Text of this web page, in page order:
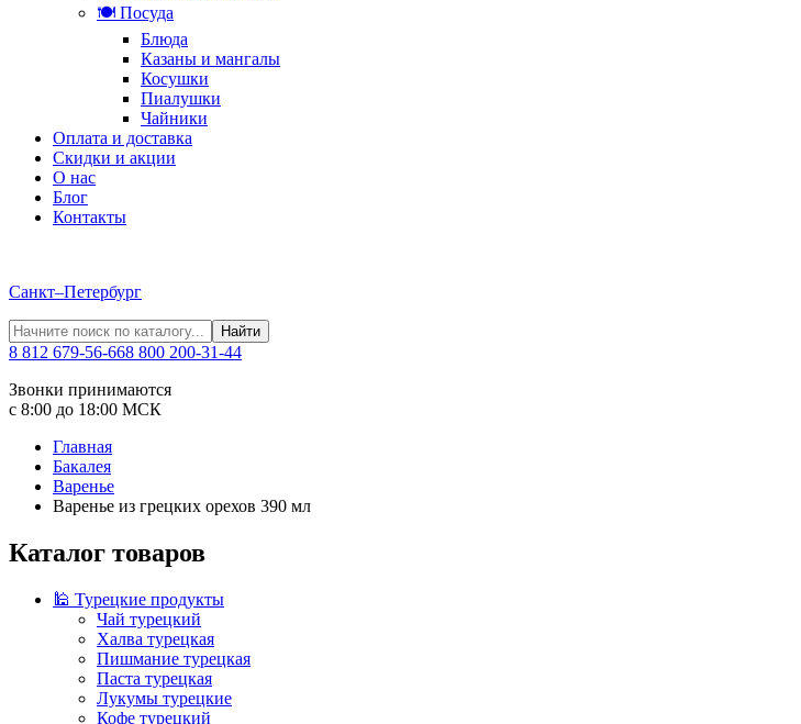
🍽️ Посуда
Блюда
Казаны и мангалы
Косушки
Пиалушки
Чайники
Оплата и доставка
Скидки и акции
О нас
Блог
Контакты
Санкт–Петербург
Найти
8 812 679-56-668 800 200-31-44
Звонки принимаются
с 8:00 до 18:00 МСК
Главная
Бакалея
Варенье
Варенье из грецких орехов 390 мл
Каталог товаров
🕌 Турецкие продукты
Чай турецкий
Халва турецкая
Пишмание турецкая
Паста турецкая
Лукумы турецкие
Кофе турецкий